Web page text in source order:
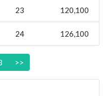
23 120,100
24 126,100
>>